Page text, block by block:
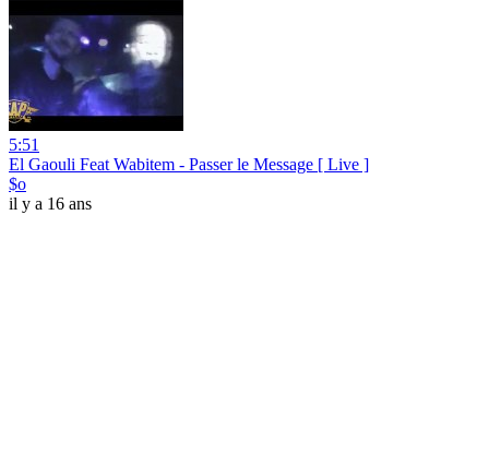
5:51
El Gaouli Feat Wabitem - Passer le Message [ Live ]
$o
il y a 16 ans